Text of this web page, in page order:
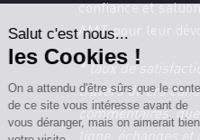
confiance et
AMT pour leur
* taux de
travers divers
commentaires,